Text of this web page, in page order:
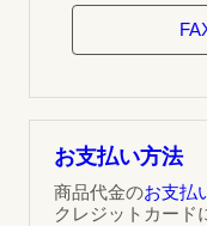
お支払い方法
商品代金のお支払
クレジットカード